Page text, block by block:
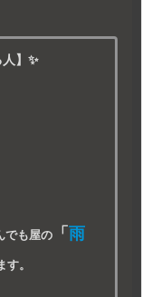
】✨
でも屋の「 雨
す。